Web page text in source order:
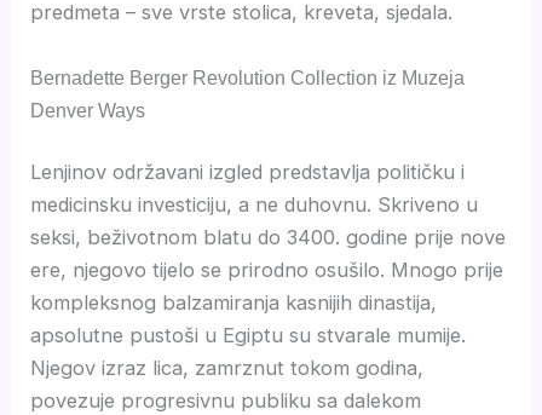
predmeta – sve vrste stolica, kreveta, sjedala.
Bernadette Berger Revolution Collection iz Muzeja
Denver Ways
Lenjinov održavani izgled predstavlja političku i
medicinsku investiciju, a ne duhovnu. Skriveno u
seksi, beživotnom blatu do 3400. godine prije nove
ere, njegovo tijelo se prirodno osušilo. Mnogo prije
kompleksnog balzamiranja kasnijih dinastija,
apsolutne pustoši u Egiptu su stvarale mumije.
Njegov izraz lica, zamrznut tokom godina,
povezuje progresivnu publiku sa dalekom